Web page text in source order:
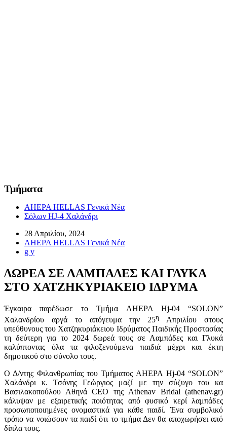
Τμήματα
AHEPA HELLAS Γενικά Νέα
Σόλων HJ-4 Χαλάνδρι
28 Απριλίου, 2024
AHEPA HELLAS Γενικά Νέα
g y
ΔΩΡΕΑ ΣΕ ΛΑΜΠΑΔΕΣ ΚΑΙ ΓΛΥΚΑ
ΣΤΟ ΧΑΤΖΗΚΥΡΙΑΚΕΙΟ ΙΔΡΥΜΑ
Έγκαιρα παρέδωσε το Τμήμα AHEPA Hj-04 “SOLON”
Χαλανδρίου αργά το απόγευμα την 25η
Απριλίου στους
υπεύθυνους του Χατζηκυριάκειου Ιδρύματος Παιδικής Προστασίας
τη δεύτερη για το 2024 δωρεά τους σε Λαμπάδες και Γλυκά
καλύπτοντας όλα τα φιλοξενούμενα παιδιά μέχρι και έκτη
δημοτικού στο σύνολο τους.
Ο Δ/ντης Φιλανθρωπίας του Τμήματος AHEPA Hj-04 “SOLON”
Χαλάνδρι κ. Τσόνης Γεώργιος μαζί με την σύζυγο του κα
Βασιλακοπούλου Αθηνά CEO της Athenav Bridal (athenav.gr)
κάλυψαν με εξαιρετικής ποιότητας από φυσικό κερί λαμπάδες
προσωποποιημένες ονομαστικά για κάθε παιδί. Ένα συμβολικό
τρόπο να νοιώσουν τα παιδί ότι το τμήμα Δεν θα αποχωρήσει από
δίπλα τους.